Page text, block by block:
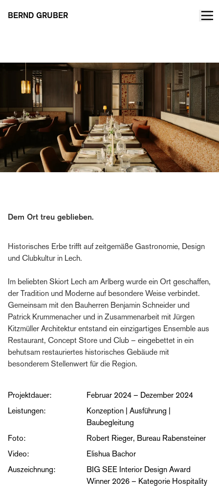
BERND GRUBER
Dem Ort treu geblieben.
Historisches Erbe trifft auf zeitgemäße Gastronomie, Design
und Clubkultur in Lech.
Im beliebten Skiort Lech am Arlberg wurde ein Ort geschaffen,
der Tradition und Moderne auf besondere Weise verbindet.
Gemeinsam mit den Bauherren Benjamin Schneider und
Patrick Krummenacher und in Zusammenarbeit mit Jürgen
Kitzmüller Architektur entstand ein einzigartiges Ensemble aus
Restaurant, Concept Store und Club – eingebettet in ein
behutsam restauriertes historisches Gebäude mit
besonderem Stellenwert für die Region.
Projektdauer:
Februar 2024 – Dezember 2024
Leistungen:
Konzeption | Ausführung |
Baubegleitung
Foto:
Robert Rieger, Bureau Rabensteiner
Video:
Elishua Bachor
Auszeichnung:
BIG SEE Interior Design Award
Winner 2026 – Kategorie Hospitality